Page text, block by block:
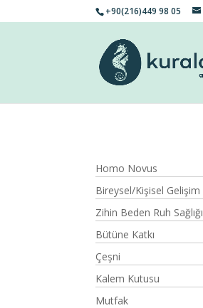
+90(216)449 98 05
Homo Novus
Bireysel/Kişisel Gelişim
Zihin Beden Ruh Sağlığı
Bütüne Katkı
Çeşni
Kalem Kutusu
Mutfak